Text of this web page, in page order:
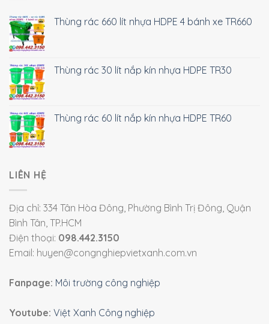
Thùng rác 660 lít nhựa HDPE 4 bánh xe TR660
Thùng rác 30 lít nắp kín nhựa HDPE TR30
Thùng rác 60 lít nắp kín nhựa HDPE TR60
LIÊN HỆ
Địa chỉ: 334 Tân Hòa Đông, Phường Bình Trị Đông, Quận
Bình Tân, TP.HCM
Điện thoại: 098.442.3150
Email: huyen@congnghiepvietxanh.com.vn
Fanpage: Môi trường công nghiệp
Youtube: Việt Xanh Công nghiệp